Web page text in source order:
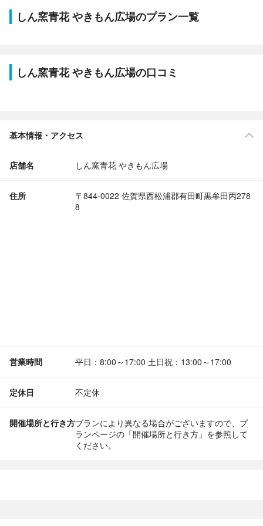
しん窯青花 やきもん広場のプラン一覧
しん窯青花 やきもん広場の口コミ
基本情報・アクセス
店舗名 しん窯青花 やきもん広場
住所
〒844-0022 佐賀県西松浦郡有田町黒牟田丙278
8
営業時間 平日：8:00～17:00 土日祝：13:00～17:00
定休日 不定休
開催場所と行き方プランにより異なる場合がございますので、プ
ランページの「開催場所と行き方」を参照して
ください。